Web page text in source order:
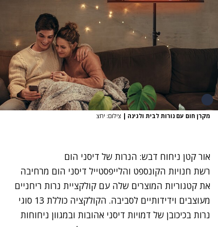
מקרן חום עם נורות לבית ולגינה | צילום: יחצ
אור קטן ניחוח דבש: הנרות של דיסני הום
רשת חנויות הקונספט והלייפסטייל דיסני הום מרחיבה
את קטגוריות המוצרים שלה עם קולקציית נרות ריחניים
מעוצבים וידידותיים לסביבה. הקולקציה כוללת 13 סוגי
נרות בכיכובן של דמויות דיסני אהובות ובמגוון ניחוחות